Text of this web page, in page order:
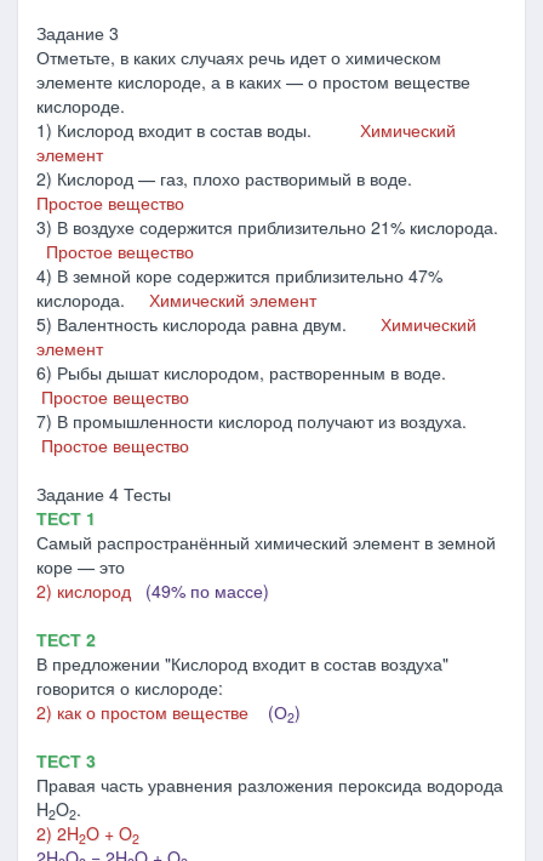
Задание 3
Отметьте, в каких случаях речь идет о химическом
элементе кислороде, а в каких — о простом веществе
кислороде.
1) Кислород входит в состав воды. Химический
элемент
2) Кислород — газ, плохо растворимый в воде.
Простое вещество
3) В воздухе содержится приблизительно 21% кислорода.
Простое вещество
4) В земной коре содержится приблизительно 47%
кислорода. Химический элемент
5) Валентность кислорода равна двум.
Химический
элемент
6) Рыбы дышат кислородом, растворенным в воде.
Простое вещество
7) В промышленности кислород получают из воздуха.
Простое вещество
Задание 4 Тесты
ТЕСТ 1
Самый распространённый химический элемент в земной
коре — это
2) кислород
(49% по массе)
ТЕСТ 2
В предложении "Кислород входит в состав воздуха"
говорится о кислороде:
2) как о простом веществе
(О2)
ТЕСТ 3
Правая часть уравнения разложения пероксида водорода
H2O2.
2) 2H2O + O2